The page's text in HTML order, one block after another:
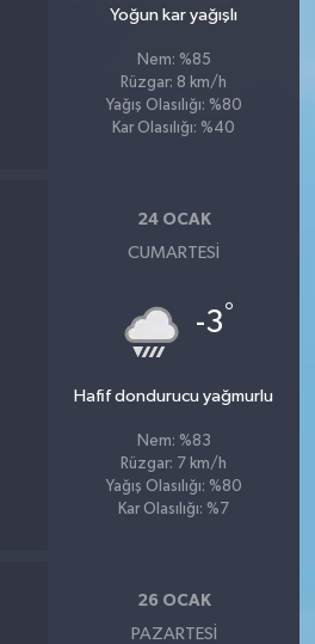
Yoğun kar yağışlı
Nem: %85
Rüzgar: 8 km/h
Yağış Olasılığı: %80
Kar Olasılığı: %40
24 OCAK
CUMARTESI
-3°
Hafif dondurucu yağmurlu
Nem: %83
Rüzgar: 7 km/h
Yağış Olasılığı: %80
Kar Olasılığı: %7
26 OCAK
PAZARTESI